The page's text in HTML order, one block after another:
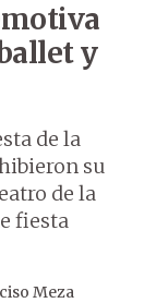
y
de la
su
de la
fiesta
Meza